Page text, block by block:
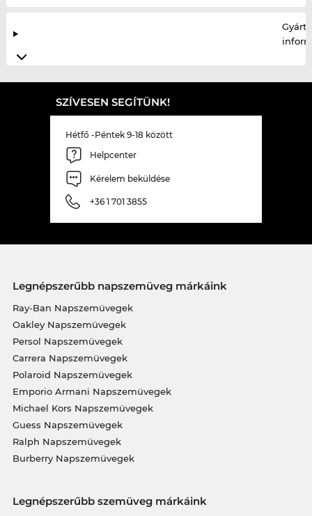
SZÍVESEN SEGÍTÜNK!
Hétfő -Péntek 9-18 között
Helpcenter
Kérelem beküldése
+36 1 701 3855
Legnépszerűbb napszemüveg márkáink
Ray-Ban Napszemüvegek
Oakley Napszemüvegek
Persol Napszemüvegek
Carrera Napszemüvegek
Polaroid Napszemüvegek
Emporio Armani Napszemüvegek
Michael Kors Napszemüvegek
Guess Napszemüvegek
Ralph Napszemüvegek
Burberry Napszemüvegek
Legnépszerűbb szemüveg márkáink